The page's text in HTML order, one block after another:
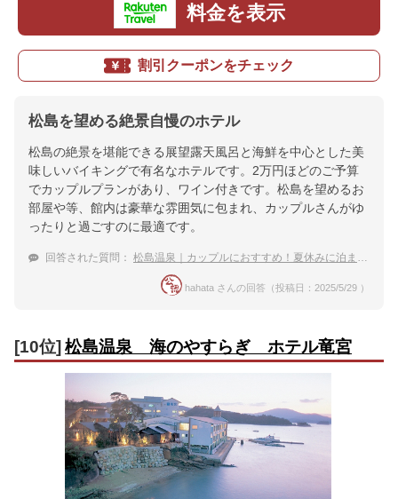
料金を表示
割引クーポンをチェック
松島を望める絶景自慢のホテル
松島の絶景を堪能できる展望露天風呂と海鮮を中心とした美
味しいバイキングで有名なホテルです。2万円ほどのご予算
でカップルプランがあり、ワイン付きです。松島を望めるお
部屋や等、館内は豪華な雰囲気に包まれ、カップルさんがゆ
ったりと過ごすのに最適です。
回答された質問： 松島温泉｜カップルにおすすめ！夏休みに泊まりたい宿は？
hahata さんの回答（投稿日：2025/5/29 ）
[10位]松島温泉 海のやすらぎ ホテル竜宮